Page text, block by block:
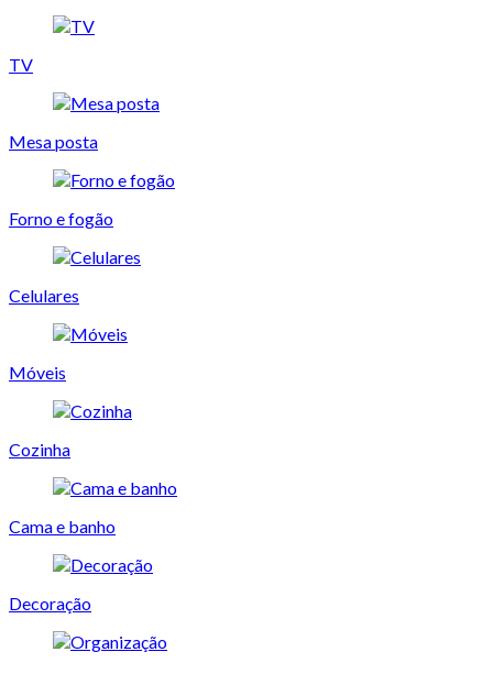
TV
Mesa posta
Forno e fogão
Celulares
Móveis
Cozinha
Cama e banho
Decoração